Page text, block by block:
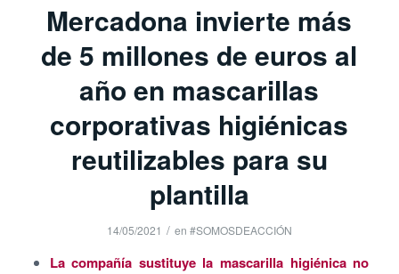
Mercadona invierte más
de 5 millones de euros al
año en mascarillas
corporativas higiénicas
reutilizables para su
plantilla
14/05/2021 / en #SOMOSDEACCIÓN
La compañía sustituye la mascarilla higiénica no